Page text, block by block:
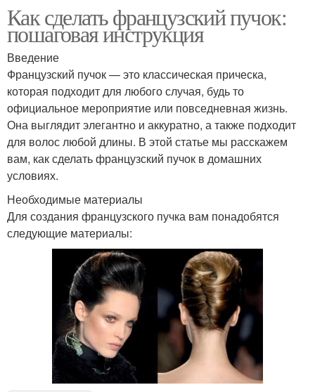
Как сделать французский пучок:
пошаговая инструкция
Введение
Французский пучок — это классическая прическа,
которая подходит для любого случая, будь то
официальное мероприятие или повседневная жизнь.
Она выглядит элегантно и аккуратно, а также подходит
для волос любой длины. В этой статье мы расскажем
вам, как сделать французский пучок в домашних
условиях.
Необходимые материалы
Для создания французского пучка вам понадобятся
следующие материалы: